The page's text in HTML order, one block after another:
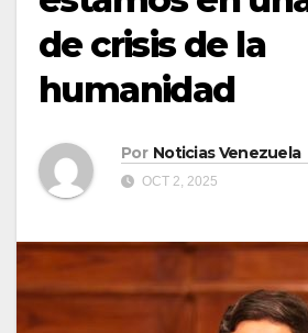
de crisis de la
humanidad
Por Noticias Venezuela
OCT 2, 2025